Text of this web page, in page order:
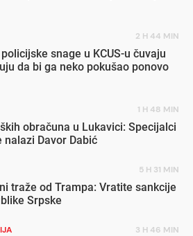
2 H 44 MIN
snage u KCUS-u čuvaju
da bi ga neko pokušao ponovo
1 H 48 MIN
obračuna u Lukavici: Specijalci
Davor Dabić
5 H 31 MIN
traže od Trampa: Vratite sankcije
Srpske
3 H 46 MIN